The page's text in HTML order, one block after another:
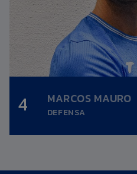
4 MARCOS MAURO
DEFENSA
Altura:0,00m.
Fecha nacimiento: